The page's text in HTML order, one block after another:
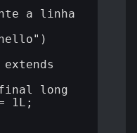
a linha
long
1L;